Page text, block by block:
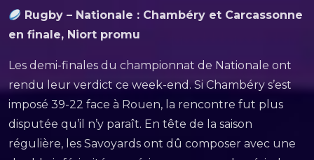
Rugby – Nationale : Chambéry et Carcassonne
en finale, Niort promu
Les demi-finales du championnat de Nationale ont
rendu leur verdict ce week-end. Si Chambéry s’est
imposé 39-22 face à Rouen, la rencontre fut plus
disputée qu’il n’y paraît. En tête de la saison
régulière, les Savoyards ont dû composer avec une